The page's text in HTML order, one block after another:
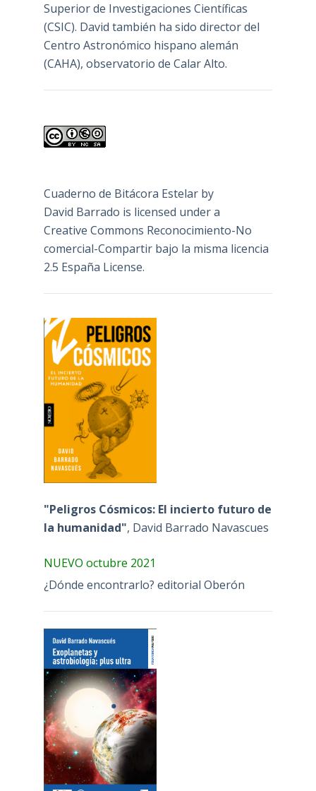
Superior de Investigaciones Científicas
(CSIC). David también ha sido director del
Centro Astronómico hispano alemán
(CAHA), observatorio de Calar Alto.
Cuaderno de Bitácora Estelarby
David Barrado is licensed under a
Creative Commons Reconocimiento-No
comercial-Compartir bajo la misma licencia
2.5 España License.
"Peligros Cósmicos: El incierto futuro de
la humanidad", David Barrado Navascues
NUEVO octubre 2021
¿Dónde encontrarlo? editorial Oberón